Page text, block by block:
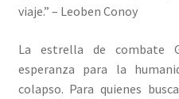
viaje.” – Leoben Conoy
La estrella de combate
esperanza para la
colapso. Para quienes